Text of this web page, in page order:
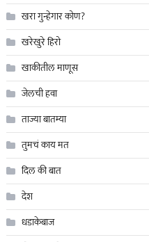
खरा गुन्हेगार कोण?
खरेखुरे हिरो
खाकीतील माणूस
जेलची हवा
ताज्या बातम्या
तुमचं काय मत
दिल की बात
देश
धडाकेबाज